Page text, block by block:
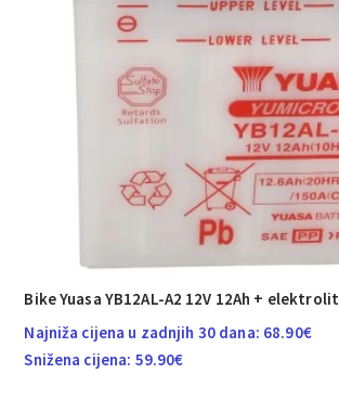
Bike Yuasa YB12AL-A2 12V 12Ah + elektrolit
Najniža cijena u zadnjih 30 dana: 68.90€
Snižena cijena: 59.90€